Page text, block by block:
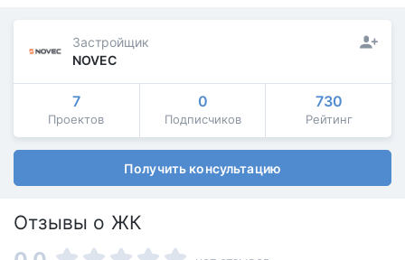
Застройщик
NOVEC
7
Проектов
0
Подписчиков
730
Рейтинг
Получить консультацию
Отзывы о ЖК